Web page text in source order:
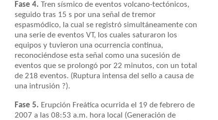
Fase 4. Tren sísmico de eventos volcano-tectónicos,
seguido tras 15 s por una señal de tremor
espasmódico, la cual se registró simultáneamente con
una serie de eventos VT, los cuales saturaron los
equipos y tuvieron una ocurrencia continua,
reconociéndose esta señal como una sucesión de
eventos que se prolongó por 22 minutos, con un total
de 218 eventos. (Ruptura intensa del sello a causa de
una intrusión ?).
Fase 5. Erupción Freática ocurrida el 19 de febrero de
2007 a las 08:53 a.m. hora local (Generación de